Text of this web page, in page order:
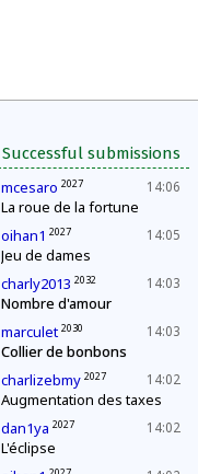
Successful submissions
14:06
mcesaro 2027
La roue de la fortune
14:05
oihan1 2027
Jeu de dames
14:03
charly2013 2032
Nombre d'amour
14:03
marculet 2030
Collier de bonbons
14:02
charlizebmy 2027
Augmentation des taxes
14:02
dan1ya 2027
L'éclipse